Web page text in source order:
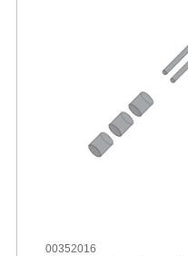
00352016